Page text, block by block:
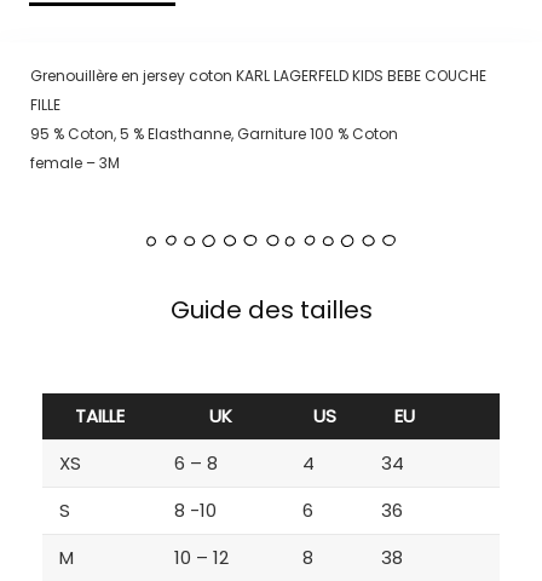
Grenouillère en jersey coton KARL LAGERFELD KIDS BEBE COUCHE
FILLE
95 % Coton, 5 % Elasthanne, Garniture 100 % Coton
female – 3M
Guide des tailles
TAILLE UK US
EU
XS
6 – 8 4
34
S
8 -10 6
36
M
10 – 12 8
38